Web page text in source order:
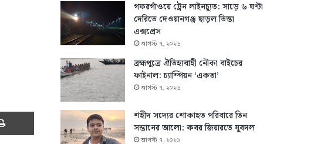
Print
গফরগাঁওয়ে ট্রেন লাইনচ্যুত: সাড়ে ৬ ঘণ্টা
দেরিতে দেওয়ানগঞ্জ ছাড়ল তিস্তা
এক্সপ্রেস
আগস্ট ৭, ২০২৬
ব্রহ্মপুত্রে ঐতিহ্যবাহী নৌকা বাইচের
ফাইনাল: চ্যাম্পিয়ন ‘একতা’
আগস্ট ৭, ২০২৬
শহীদ সদ্যের শোকাহত পরিবারে তিন
সন্তানের আলো: কবর জিয়ারতে যুবদল
আগস্ট ৭, ২০২৬